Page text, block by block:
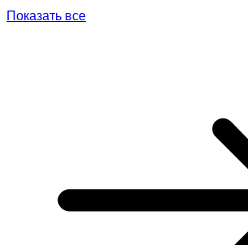
Показать все